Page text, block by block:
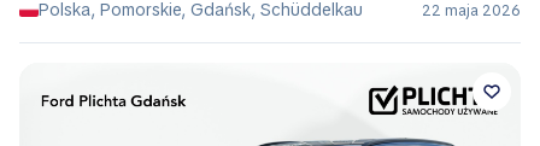
Polska, Pomorskie, Gdańsk, Schüddelkau
22 maja 2026